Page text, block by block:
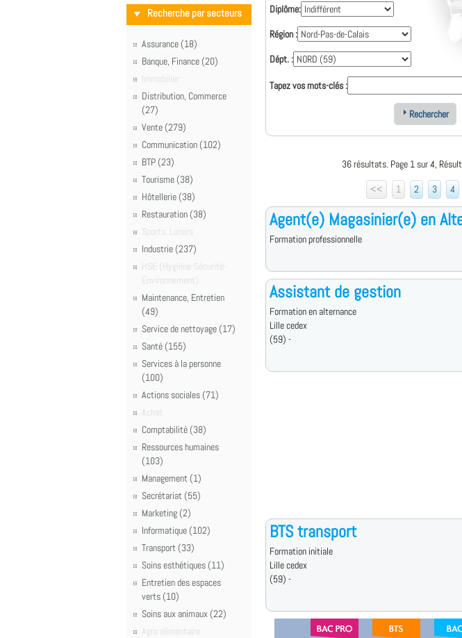
Recherche par secteurs
Assurance (18)
Banque, Finance (20)
Immobilier
Distribution, Commerce
(27)
Vente (279)
Communication (102)
BTP (23)
Tourisme (38)
Hôtellerie (38)
Restauration (38)
Sports, Loisirs
Industrie (237)
HSE (Hygiène-Sécurité-
Environnement)
Maintenance, Entretien
(49)
Service de nettoyage (17)
Santé (155)
Services à la personne
(100)
Actions sociales (71)
Achat
Comptabilité (38)
Ressources humaines
(103)
Management (1)
Secrétariat (55)
Marketing (2)
Informatique (102)
Transport (33)
Soins esthétiques (11)
Entretien des espaces
verts (10)
Soins aux animaux (22)
Agro alimentaire
Diplôme:
Région :
Dépt. :
Tapez vos mots-clés :
Rechercher
36 résultats. Page 1 sur 4,
<<
1 2 3 4
Agent(e) Magasinier(e) en
Formation professionnelle
Assistant de gestion
Formation en alternance
Lille cedex
(59) -
BTS transport
Formation initiale
Lille cedex
(59) -